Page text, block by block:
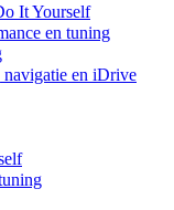
It Yourself
en tuning
en iDrive